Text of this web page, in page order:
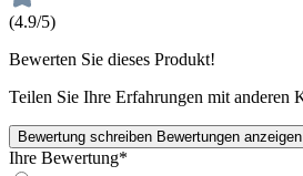
(4.9/5)
Bewerten Sie dieses Produkt!
Teilen Sie Ihre Erfahrungen mit anderen
Bewertung schreiben Bewertungen anzeigen
Ihre Bewertung*